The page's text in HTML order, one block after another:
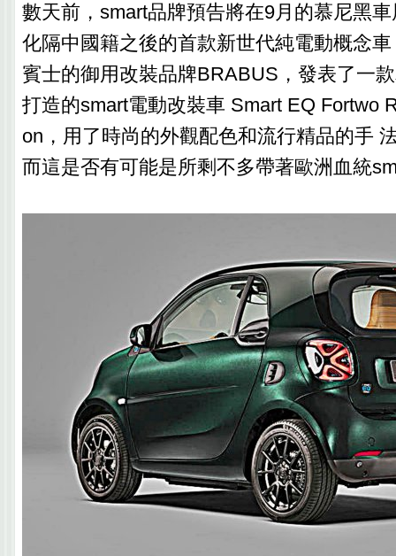
數天前，smart品牌預告將在9月的慕尼黑
化隔中國籍之後的首款新世代純電動概念
賓士的御用改裝品牌BRABUS，發表了一
打造的smart電動改裝車 Smart EQ Fortwo
on，用了時尚的外觀配色和流行精品的手
而這是否有可能是所剩不多帶著歐洲血統